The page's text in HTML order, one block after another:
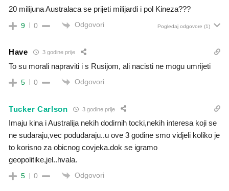
20 milijuna Australaca se prijeti milijardi i pol Kineza???
9 0 Odgovori Pogledaj odgovore (1)
Have 3 godine prije
To su morali napraviti i s Rusijom, ali nacisti ne mogu umrijeti
5 0 Odgovori
Tucker Carlson 3 godine prije
Imaju kina i Australija nekih dodirnih tocki,nekih interesa koji se
ne sudaraju,vec podudaraju..u ove 3 godine smo vidjeli koliko je
to korisno za obicnog covjeka.dok se igramo
geopolitike,jel..hvala.
5 0 Odgovori